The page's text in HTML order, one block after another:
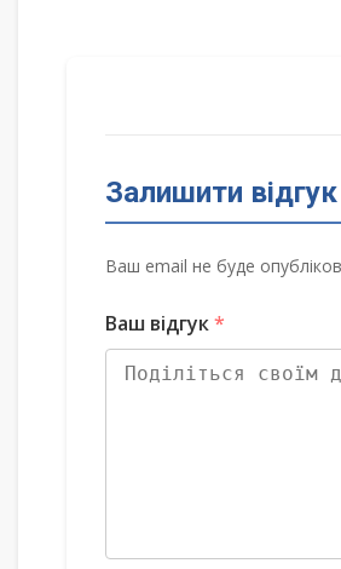
Залишити
Ваш email не буде
Ваш відгук*